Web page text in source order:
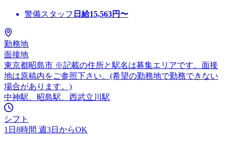
警備スタッフ 日給15,563円〜
勤務地
面接地
東京都昭島市 ※記載の住所と駅名は募集エリアです。面接
地は原稿内をご参照下さい。(希望の勤務地で勤務できない
場合があります。)
中神駅、昭島駅、西武立川駅
シフト
1日8時間 週3日からOK